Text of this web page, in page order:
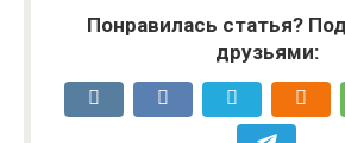
Понравилась статья?
друзьями: